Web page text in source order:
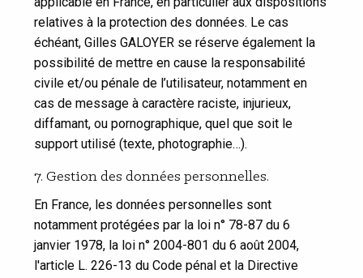
relatives à la protection des données. Le cas
échéant, Gilles GALOYER se réserve également la
possibilité de mettre en cause la responsabilité
civile et/ou pénale de l’utilisateur, notamment en
cas de message à caractère raciste, injurieux,
diffamant, ou pornographique, quel que soit le
support utilisé (texte, photographie…).
7. Gestion des données personnelles.
En France, les données personnelles sont
notamment protégées par la loi n° 78-87 du 6
janvier 1978, la loi n° 2004-801 du 6 août 2004,
l'article L. 226-13 du Code pénal et la Directive